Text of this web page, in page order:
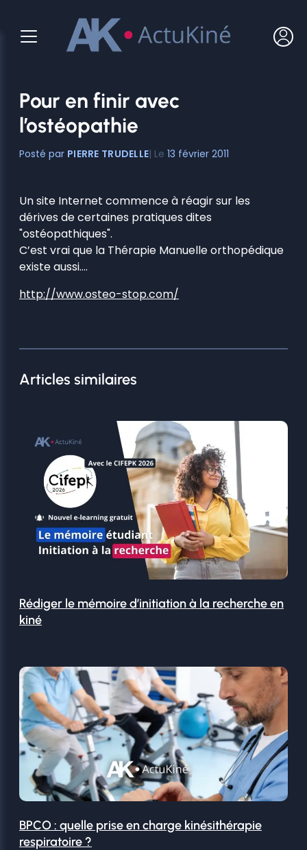
contenu
Pour en finir avec
l’ostéopathie
PIERRE TRUDELLE 13 février 2011
Un site Internet commence à réagir sur les
dérives de certaines pratiques dites
"ostéopathiques".
C’est vrai que la Thérapie Manuelle orthopédique
existe aussi….
http://www.osteo-stop.com/
Articles similaires
Rédiger le mémoire d’initiation à la recherche en
kiné
BPCO : quelle prise en charge kinésithérapie
respiratoire ?